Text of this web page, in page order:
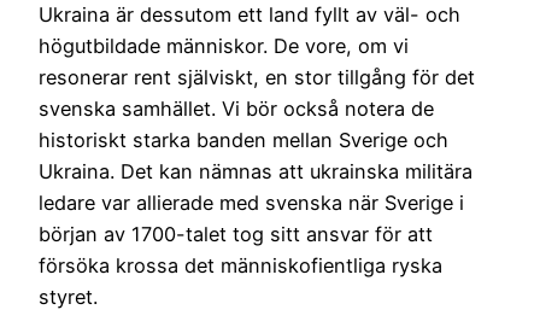
Ukraina är dessutom ett land fyllt av väl- och
högutbildade människor. De vore, om vi
resonerar rent själviskt, en stor tillgång för det
svenska samhället. Vi bör också notera de
historiskt starka banden mellan Sverige och
Ukraina. Det kan nämnas att ukrainska militära
ledare var allierade med svenska när Sverige i
början av 1700-talet tog sitt ansvar för att
försöka krossa det människofientliga ryska
styret.